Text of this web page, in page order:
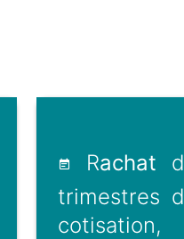
Rachat
trimestres
cotisation,